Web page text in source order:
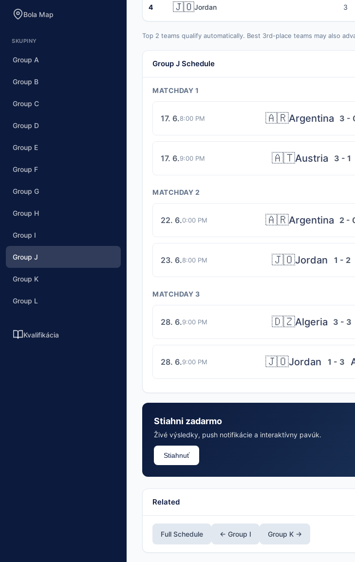
Bola Map
SKUPINY
Group A
Group B
Group C
Group D
Group E
Group F
Group G
Group H
Group I
Group J
Group K
Group L
Kvalifikácia
4 🇯🇴Jordan 3
Top 2 teams qualify automatically. Best 3rd-place teams may also
Group J Schedule
MATCHDAY 1
17. 6.8:00 PM 🇦🇷Argentina 3 -
17. 6.9:00 PM 🇦🇹Austria 3 - 1
MATCHDAY 2
22. 6.0:00 PM 🇦🇷Argentina 2 -
23. 6.8:00 PM 🇯🇴Jordan 1 - 2
MATCHDAY 3
28. 6.9:00 PM 🇩🇿Algeria 3 - 3
28. 6.9:00 PM 🇯🇴Jordan 1 - 3
Stiahni zadarmo
Živé výsledky, push notifikácie a interaktívny pavúk.
Stiahnuť
Related
Full Schedule ← Group I Group K →